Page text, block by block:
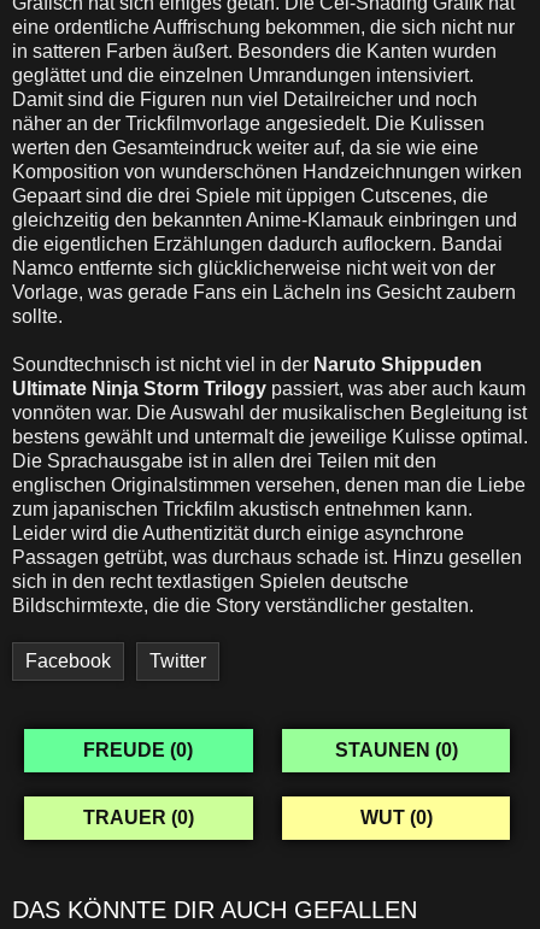
eine ordentliche Auffrischung bekommen, die sich nicht nur
in satteren Farben äußert. Besonders die Kanten wurden
geglättet und die einzelnen Umrandungen intensiviert.
Damit sind die Figuren nun viel Detailreicher und noch
näher an der Trickfilmvorlage angesiedelt. Die Kulissen
werten den Gesamteindruck weiter auf, da sie wie eine
Komposition von wunderschönen Handzeichnungen wirken
Gepaart sind die drei Spiele mit üppigen Cutscenes, die
gleichzeitig den bekannten Anime-Klamauk einbringen und
die eigentlichen Erzählungen dadurch auflockern. Bandai
Namco entfernte sich glücklicherweise nicht weit von der
Vorlage, was gerade Fans ein Lächeln ins Gesicht zaubern
sollte.
Soundtechnisch ist nicht viel in der Naruto Shippuden
Ultimate Ninja Storm Trilogy passiert, was aber auch kaum
vonnöten war. Die Auswahl der musikalischen Begleitung ist
bestens gewählt und untermalt die jeweilige Kulisse optimal.
Die Sprachausgabe ist in allen drei Teilen mit den
englischen Originalstimmen versehen, denen man die Liebe
zum japanischen Trickfilm akustisch entnehmen kann.
Leider wird die Authentizität durch einige asynchrone
Passagen getrübt, was durchaus schade ist. Hinzu gesellen
sich in den recht textlastigen Spielen deutsche
Bildschirmtexte, die die Story verständlicher gestalten.
Facebook Twitter
FREUDE (0) STAUNEN (0)
TRAUER (0) WUT (0)
DAS KÖNNTE DIR AUCH GEFALLEN